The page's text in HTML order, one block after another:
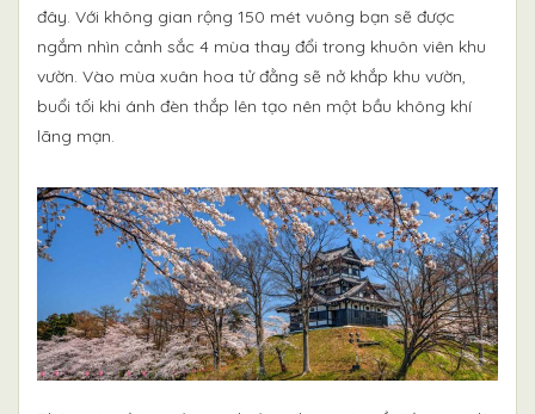
đây. Với không gian rộng 150 mét vuông bạn sẽ được
ngắm nhìn cảnh sắc 4 mùa thay đổi trong khuôn viên khu
vườn. Vào mùa xuân hoa tử đằng sẽ nở khắp khu vườn,
buổi tối khi ánh đèn thắp lên tạo nên một bầu không khí
lãng mạn.